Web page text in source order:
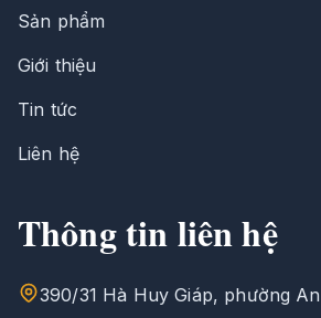
Sản phẩm
Giới thiệu
Tin tức
Liên hệ
Thông tin liên hệ
390/31 Hà Huy Giáp, phường